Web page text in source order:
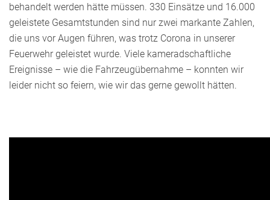
behandelt werden hätte müssen. 330 Einsätze und 16.000
geleistete Gesamtstunden sind nur zwei markante Zahlen,
die uns vor Augen führen, was trotz Corona in unserer
Feuerwehr geleistet wurde. Viele kameradschaftliche
Ereignisse – wie die Fahrzeugübernahme – konnten wir
leider nicht so feiern, wie wir das gerne gewollt hätten.